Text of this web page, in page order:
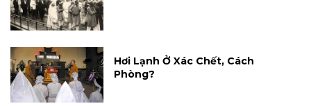
Hơi Lạnh Ở Xác Chết, Cách
Phòng?